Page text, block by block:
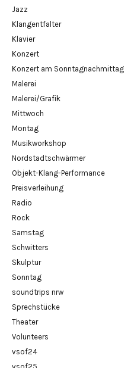
Jazz
Klangentfalter
Klavier
Konzert
Konzert am Sonntagnachmittag
Malerei
Malerei/Grafik
Mittwoch
Montag
Musikworkshop
Nordstadtschwärmer
Objekt-Klang-Performance
Preisverleihung
Radio
Rock
Samstag
Schwitters
Skulptur
Sonntag
soundtrips nrw
Sprechstücke
Theater
Volunteers
vsof24